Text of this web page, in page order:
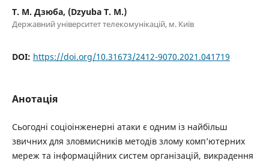
Т. М. Дзюба, (Dzyuba T. M.)
Державний університет телекомунікацій, м. Київ
DOI: https://doi.org/10.31673/2412-9070.2021.041719
Анотація
Сьогодні соціоінженерні атаки є одним із найбільш
звичних для зловмисників методів злому комп’ютерних
мереж та інформаційних систем організацій, викрадення